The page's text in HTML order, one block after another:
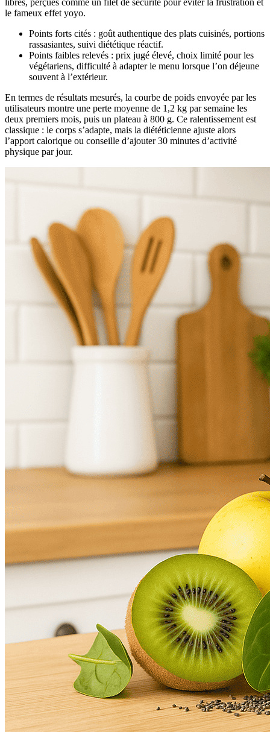
libres, perçues comme un filet de sécurité pour éviter la frustration et
le fameux effet yoyo.
Points forts cités : goût authentique des plats cuisinés, portions
rassasiantes, suivi diététique réactif.
Points faibles relevés : prix jugé élevé, choix limité pour les
végétariens, difficulté à adapter le menu lorsque l’on déjeune
souvent à l’extérieur.
En termes de résultats mesurés, la courbe de poids envoyée par les
utilisateurs montre une perte moyenne de 1,2 kg par semaine les
deux premiers mois, puis un plateau à 800 g. Ce ralentissement est
classique : le corps s’adapte, mais la diététicienne ajuste alors
l’apport calorique ou conseille d’ajouter 30 minutes d’activité
physique par jour.